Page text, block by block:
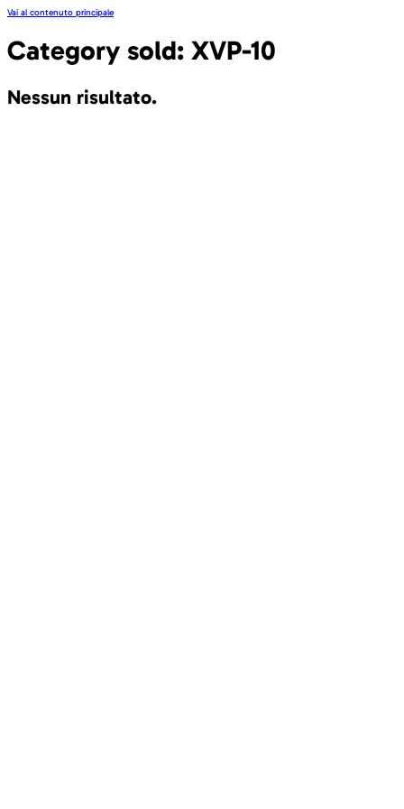
Vai al contenuto principale
Category sold: XVP-10
Nessun risultato.